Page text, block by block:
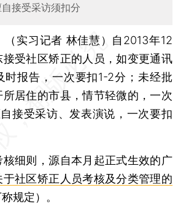
接受采访须扣分
（实习记者 林佳慧） 自2013年12
接受社区矫正的人员，如变更通讯
时报告，一次要扣1-2分；未经批
居住的市县，情节轻微的，一次
接受采访、发表演说，一次要扣
则，源自本月起正式生效的广
于社区矫正人员考核及分类管理的
规定）。